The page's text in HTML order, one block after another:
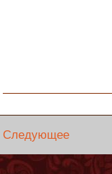
Следующее